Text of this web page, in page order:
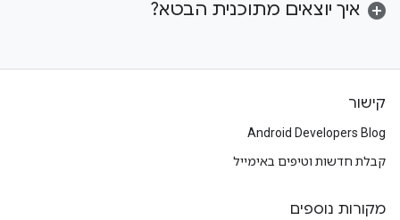
איך יוצאים מתוכנית הבטא?
קישור
Android Developers Blog
קבלת חדשות וטיפים באימייל
מקורות נוספים